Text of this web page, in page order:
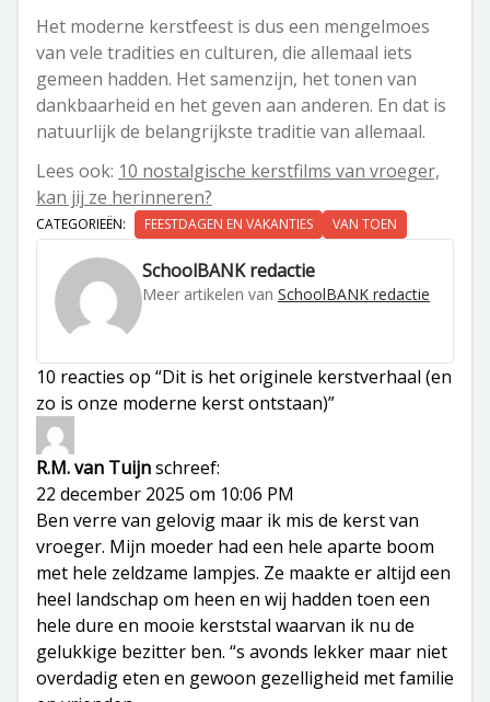
Het moderne kerstfeest is dus een mengelmoes
van vele tradities en culturen, die allemaal iets
gemeen hadden. Het samenzijn, het tonen van
dankbaarheid en het geven aan anderen. En dat is
natuurlijk de belangrijkste traditie van allemaal.
Lees ook: 10 nostalgische kerstfilms van vroeger,
kan jij ze herinneren?
CATEGORIEËN: FEESTDAGEN EN VAKANTIES VAN TOEN
SchoolBANK redactie
Meer artikelen van SchoolBANK redactie
10 reacties op “Dit is het originele kerstverhaal (en
zo is onze moderne kerst ontstaan)”
R.M. van Tuijnschreef:
22 december 2025 om 10:06 PM
Ben verre van gelovig maar ik mis de kerst van
vroeger. Mijn moeder had een hele aparte boom
met hele zeldzame lampjes. Ze maakte er altijd een
heel landschap om heen en wij hadden toen een
hele dure en mooie kerststal waarvan ik nu de
gelukkige bezitter ben. “s avonds lekker maar niet
overdadig eten en gewoon gezelligheid met familie